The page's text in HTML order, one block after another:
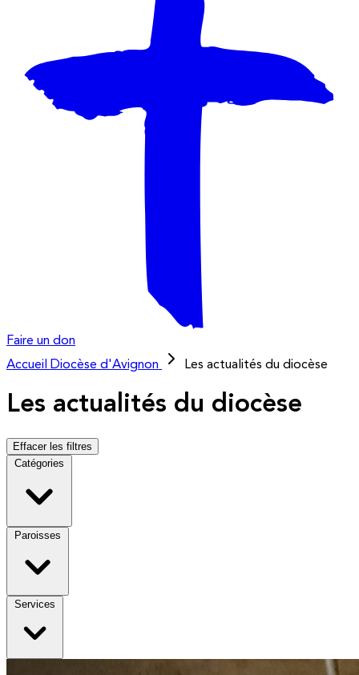
Faire un don
Accueil
Diocèse d'Avignon Les actualités du diocèse
Les actualités du diocèse
Effacer les filtres
Catégories
Paroisses
Services